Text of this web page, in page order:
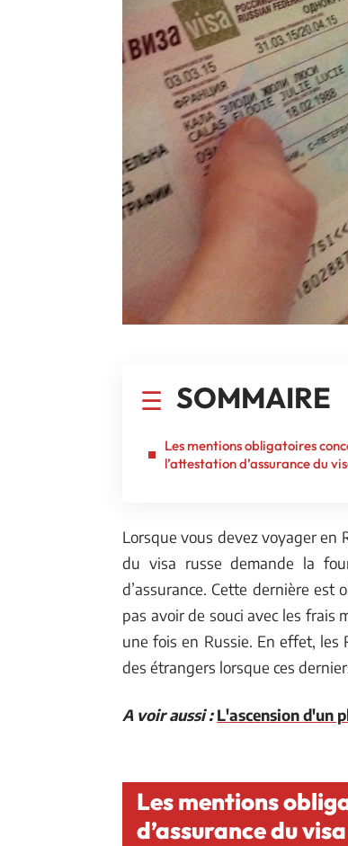
SOMMAIRE
Les mentions obligatoires
l’attestation d’assurance du
Lorsque vous devez voyager en
du visa russe demande la
d’assurance. Cette dernière
pas avoir de souci avec les frais
une fois en Russie. En effet, les
des étrangers lorsque ces
A voir aussi : L'ascension d'un
Les mentions
d’assurance du